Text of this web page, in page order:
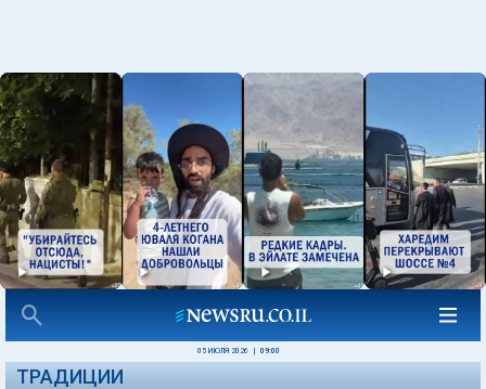
05 ИЮЛЯ 2026 09:00
ТРАДИЦИИ